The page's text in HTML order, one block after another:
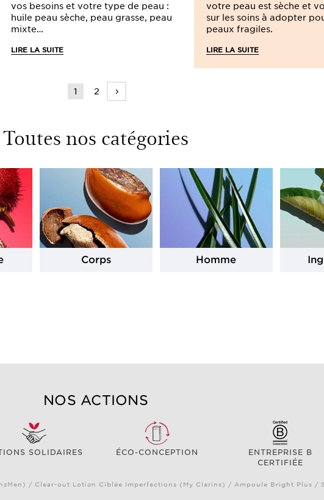
vos besoins et votre type de peau :
huile peau sèche, peau grasse, peau
mixte…
LIRE LA SUITE
votre peau est sèche et
sur les soins à adopter
peaux fragiles.
LIRE LA SUITE
1 2 ›
Toutes nos catégories
Corps Homme
NOS ACTIONS
SOLIDAIRES ÉCO-CONCEPTION
ENTREPRISE B
CERTIFIÉE
/ Clear-out Lotion Ciblée Imperfections (My Clarins) / Ampoule Bright Plus /